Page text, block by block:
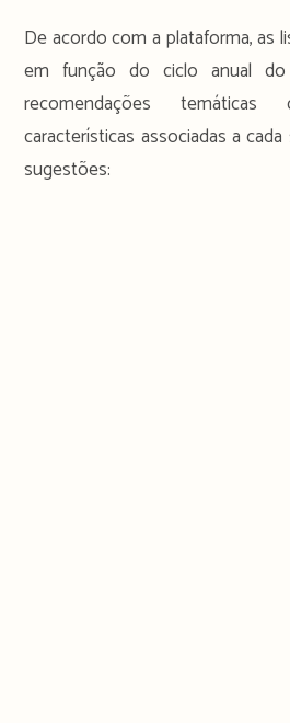
De acordo com a plataforma, as
em função do ciclo anual do
recomendações
características associadas a
sugestões: